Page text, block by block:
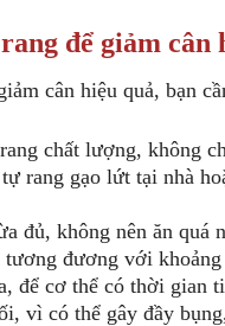
để giảm cân
cân hiệu quả, bạn
chất lượng, không
rang gạo lứt tại nhà
đủ, không nên ăn quá
đương với
để cơ thể có thời gian
vì có thể gây đầy